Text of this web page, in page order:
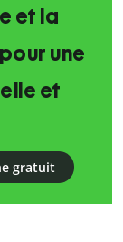
et la
une
et
gratuit